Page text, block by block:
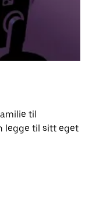
til
legge til sitt eget